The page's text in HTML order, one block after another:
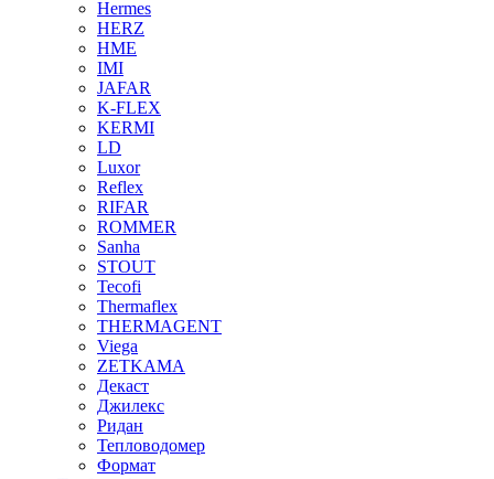
Hermes
HERZ
HME
IMI
JAFAR
K-FLEX
KERMI
LD
Luxor
Reflex
RIFAR
ROMMER
Sanha
STOUT
Tecofi
Thermaflex
THERMAGENT
Viega
ZETKAMA
Декаст
Джилекс
Ридан
Тепловодомер
Формат